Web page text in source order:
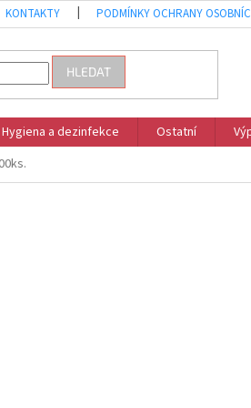
KONTAKTY PODMÍNKY OCHRANY
HLEDAT
Hygiena a dezinfekce Ostatní